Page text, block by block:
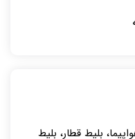
بلیط قطار، بلیط